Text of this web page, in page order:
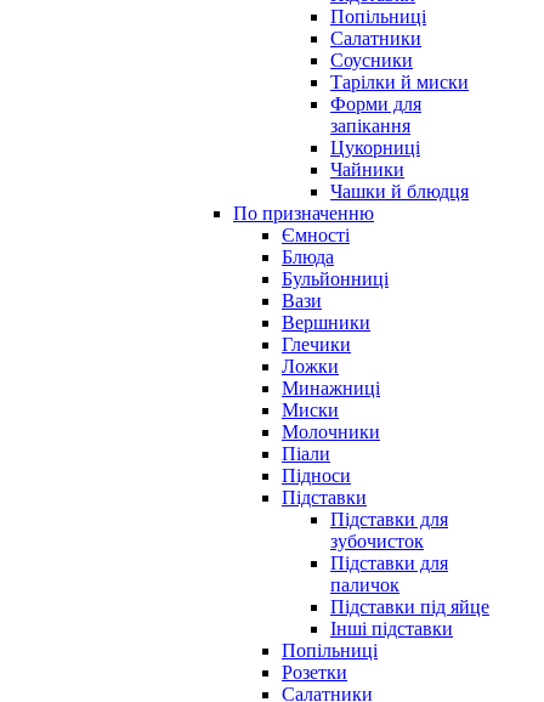
Попільниці
Салатники
Соусники
Тарілки й миски
Форми для
запікання
Цукорниці
Чайники
Чашки й блюдця
По призначенню
Ємності
Блюда
Бульйонниці
Вази
Вершники
Глечики
Ложки
Минажниці
Миски
Молочники
Піали
Підноси
Підставки
Підставки для
зубочисток
Підставки для
паличок
Підставки під яйце
Інші підставки
Попільниці
Розетки
Салатники